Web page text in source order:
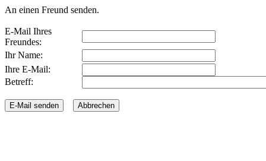
An einen Freund senden.
E-Mail Ihres
Freundes:
Ihr Name:
Ihre E-Mail:
Betreff: